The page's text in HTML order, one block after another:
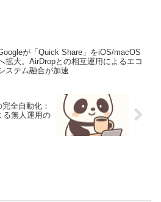
が「Quick Share」をiOS/macOS
拡大。AirDropとの相互運用によるエコ
ステム融合が加速
全自動化：
る無人運用の